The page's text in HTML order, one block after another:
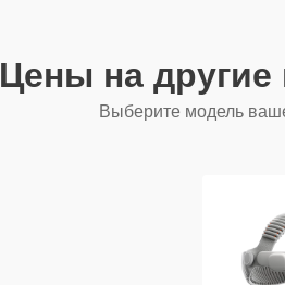
Цены на
Выберите модель